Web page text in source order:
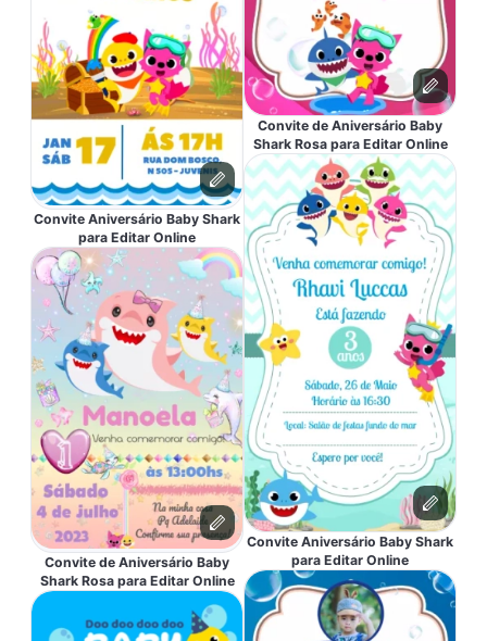
Convite Aniversário Baby Shark
para Editar Online
Convite de Aniversário Baby
Shark Rosa para Editar Online
Convite de Aniversário Baby
Shark Rosa para Editar Online
Convite Aniversário Baby Shark
para Editar Online